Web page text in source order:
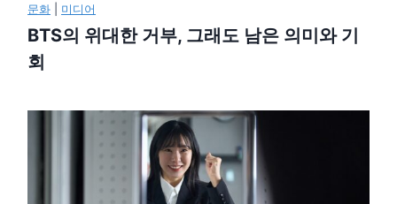
문화 미디어
BTS의 위대한 거부, 그래도 남은 의미와 기
회